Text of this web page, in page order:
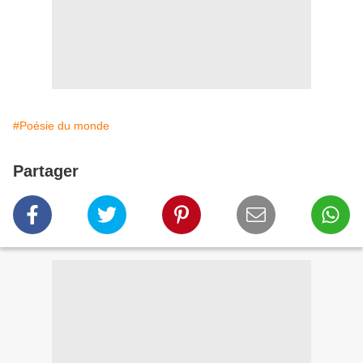
#Poésie du monde
Partager